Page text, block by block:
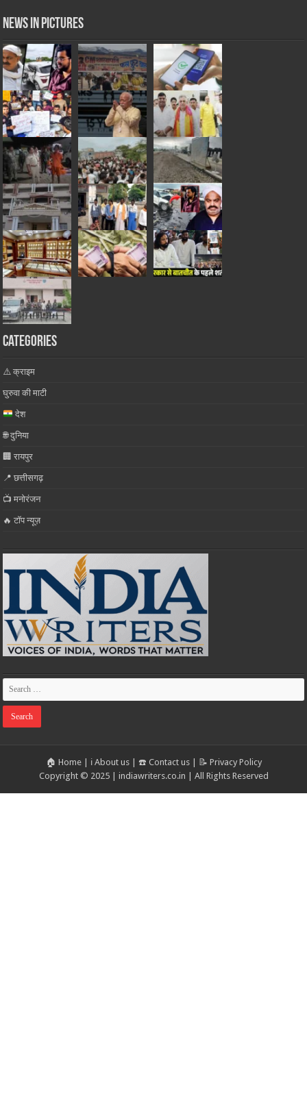
News in Pictures
Categories
⚠️ क्राइम
घुरुवा की माटी
देश
🌐 दुनिया
🏢 रायपुर
📍 छत्तीसगढ़
📺 मनोरंजन
🔥 टॉप न्यूज़
🏠 Home| ℹ️ About us| ☎️ Contact us| 📝 Privacy Policy
Copyright © 2025 | indiawriters.co.in | All Rights Reserved